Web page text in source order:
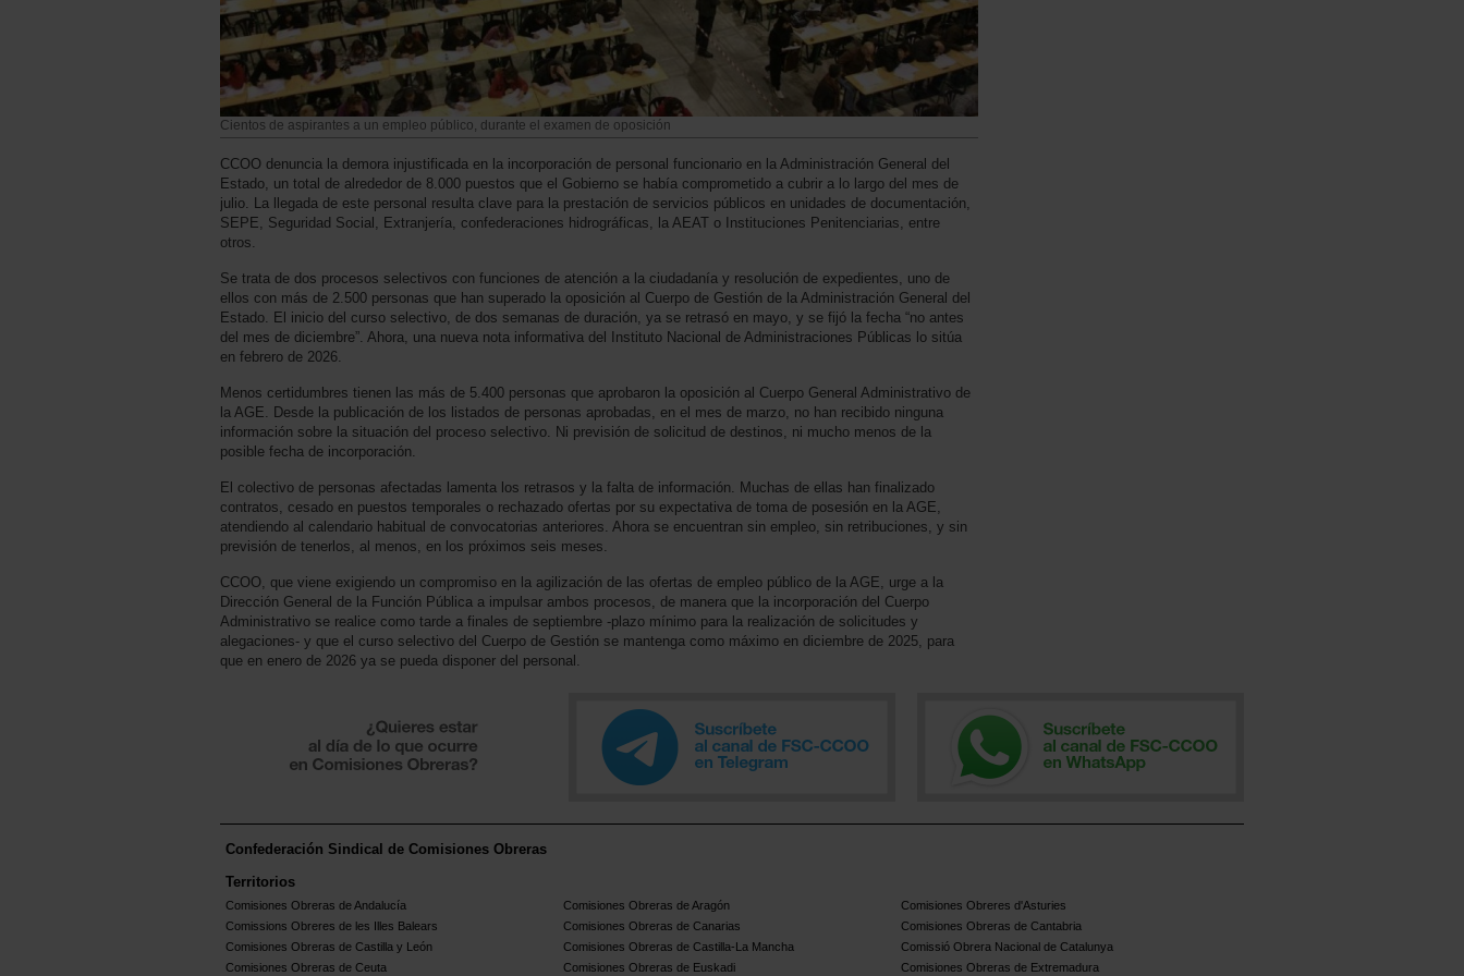
Cientos de aspirantes a un empleo público, durante el examen de oposición
CCOO denuncia la demora injustificada en la incorporación de personal funcionario en la Administración General del
Estado, un total de alrededor de 8.000 puestos que el Gobierno se había comprometido a cubrir a lo largo del mes de
julio. La llegada de este personal resulta clave para la prestación de servicios públicos en unidades de documentación,
SEPE, Seguridad Social, Extranjería, confederaciones hidrográficas, la AEAT o Instituciones Penitenciarias, entre
otros.
Se trata de dos procesos selectivos con funciones de atención a la ciudadanía y resolución de expedientes, uno de
ellos con más de 2.500 personas que han superado la oposición al Cuerpo de Gestión de la Administración General del
Estado. El inicio del curso selectivo, de dos semanas de duración, ya se retrasó en mayo, y se fijó la fecha “no antes
del mes de diciembre”. Ahora, una nueva nota informativa del Instituto Nacional de Administraciones Públicas lo sitúa
en febrero de 2026.
Menos certidumbres tienen las más de 5.400 personas que aprobaron la oposición al Cuerpo General Administrativo de
la AGE. Desde la publicación de los listados de personas aprobadas, en el mes de marzo, no han recibido ninguna
información sobre la situación del proceso selectivo. Ni previsión de solicitud de destinos, ni mucho menos de la
posible fecha de incorporación.
El colectivo de personas afectadas lamenta los retrasos y la falta de información. Muchas de ellas han finalizado
contratos, cesado en puestos temporales o rechazado ofertas por su expectativa de toma de posesión en la AGE,
atendiendo al calendario habitual de convocatorias anteriores. Ahora se encuentran sin empleo, sin retribuciones, y sin
previsión de tenerlos, al menos, en los próximos seis meses.
CCOO, que viene exigiendo un compromiso en la agilización de las ofertas de empleo público de la AGE, urge a la
Dirección General de la Función Pública a impulsar ambos procesos, de manera que la incorporación del Cuerpo
Administrativo se realice como tarde a finales de septiembre -plazo mínimo para la realización de solicitudes y
alegaciones- y que el curso selectivo del Cuerpo de Gestión se mantenga como máximo en diciembre de 2025, para
que en enero de 2026 ya se pueda disponer del personal.
Confederación Sindical de Comisiones Obreras
Territorios
Comisiones Obreras de Andalucía Comisiones Obreras de Aragón
Comisiones Obreres d'Asturies
Comissions Obreres de les Illes Balears
Comisiones Obreras de Canarias
Comisiones Obreras de Cantabria
Comisiones Obreras de Castilla y León
Comisiones Obreras de Castilla-La Mancha
Comissió Obrera Nacional de Catalunya
Comisiones Obreras de Ceuta
Comisiones Obreras de Euskadi Comisiones Obreras de Extremadura